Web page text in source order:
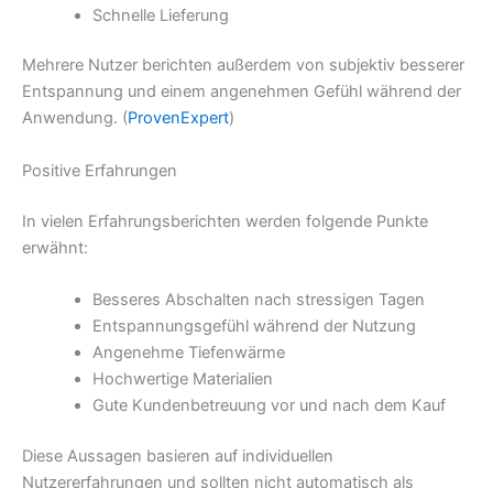
Schnelle Lieferung
Mehrere Nutzer berichten außerdem von subjektiv besserer
Entspannung und einem angenehmen Gefühl während der
Anwendung. (ProvenExpert)
Positive Erfahrungen
In vielen Erfahrungsberichten werden folgende Punkte
erwähnt:
Besseres Abschalten nach stressigen Tagen
Entspannungsgefühl während der Nutzung
Angenehme Tiefenwärme
Hochwertige Materialien
Gute Kundenbetreuung vor und nach dem Kauf
Diese Aussagen basieren auf individuellen
Nutzererfahrungen und sollten nicht automatisch als